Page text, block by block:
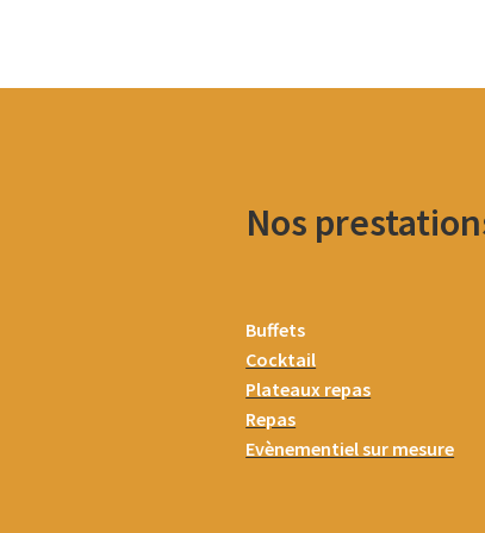
Nos
Buffets
Cocktail
Plateaux repas
Repas
Evènementiel sur mesure